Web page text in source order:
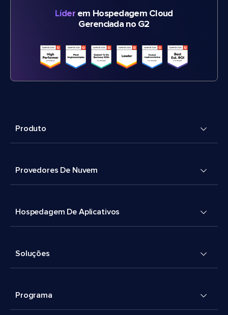
Líderem Hospedagem Cloud
Gerenciada no G2
Produto
Provedores De Nuvem
Hospedagem De Aplicativos
Soluções
Programa